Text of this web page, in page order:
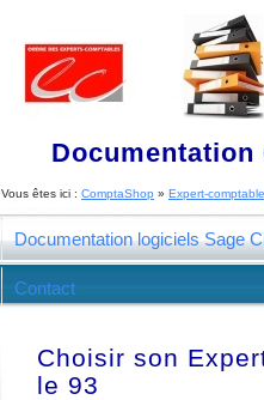
Vous êtes ici : ComptaShop » Expert-comptable
Documentation logiciels Sage
Contact
Choisir son
le 93